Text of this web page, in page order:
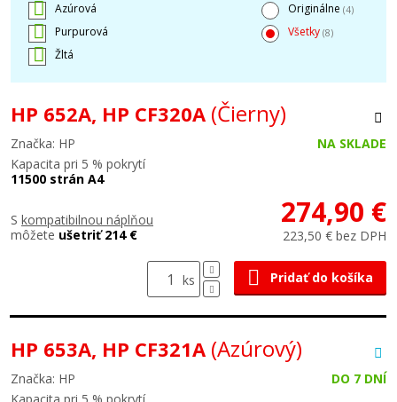
Azúrová
Purpurová
Žltá
Originálne (4)
Všetky (8)
HP 652A, HP CF320A (Čierny)
Značka: HP
NA SKLADE
Kapacita pri 5 % pokrytí
11500 strán A4
S kompatibilnou náplňou
môžete ušetriť 214 €
274,90 €
223,50 € bez DPH
ks Pridať do košíka
HP 653A, HP CF321A (Azúrový)
Značka: HP
DO 7 DNÍ